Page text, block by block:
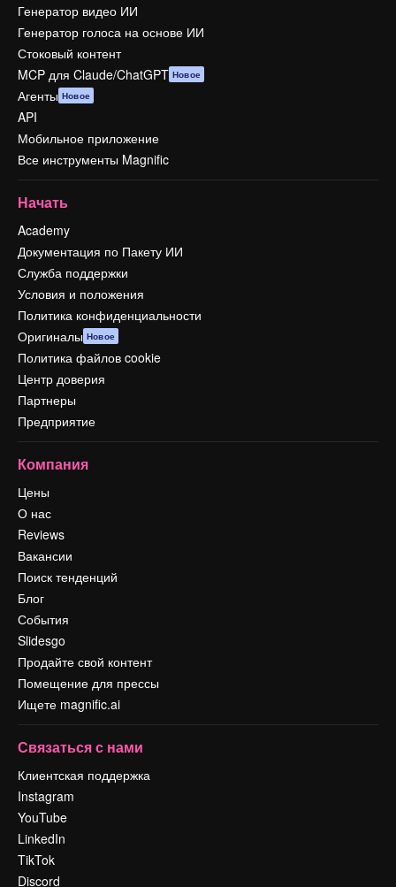
Генератор видео ИИ
Генератор голоса на основе ИИ
Стоковый контент
MCP для Claude/ChatGPT Новое
Агенты Новое
API
Мобильное приложение
Все инструменты Magnific
Начать
Academy
Документация по Пакету ИИ
Служба поддержки
Условия и положения
Политика конфиденциальности
Оригиналы Новое
Политика файлов cookie
Центр доверия
Партнеры
Предприятие
Компания
Цены
О нас
Reviews
Вакансии
Поиск тенденций
Блог
События
Slidesgo
Продайте свой контент
Помещение для прессы
Ищете magnific.ai
Связаться с нами
Клиентская поддержка
Instagram
YouTube
LinkedIn
TikTok
Discord